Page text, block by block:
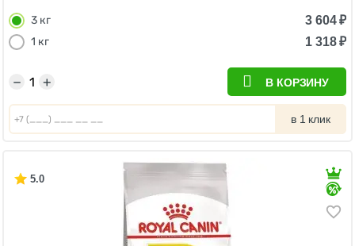
3 кг 3 604₽
1 кг
1 318₽
+
− В КОРЗИНУ
в 1 клик
5.0